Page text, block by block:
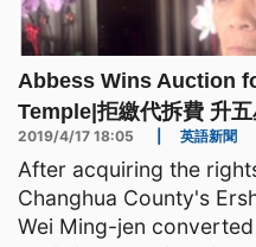
Abbess Wins Auction
Temple|拒繳代拆費 升
2019/4/17 18:05 英語新聞
After acquiring the
Changhua County's
Wei Ming-jen